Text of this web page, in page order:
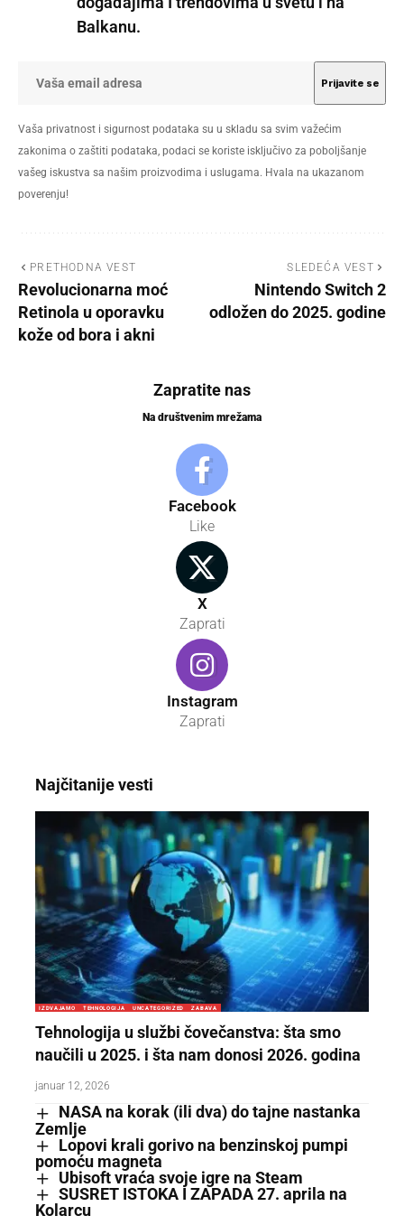
Balkanu.
Vaša privatnost i sigurnost podataka su u skladu sa svim važećim
zakonima o zaštiti podataka, podaci se koriste isključivo za poboljšanje
vašeg iskustva sa našim proizvodima i uslugama. Hvala na ukazanom
poverenju!
PRETHODNA VEST
Revolucionarna moć
Retinola u oporavku
kože od bora i akni
SLEDEĆA VEST
Nintendo Switch 2
odložen do 2025. godine
Zapratite nas
Na društvenim mrežama
Facebook
Like
X
Zaprati
Instagram
Zaprati
Najčitanije vesti
IZDVAJAMO TEHNOLOGIJA UNCATEGORIZED ZABAVA
Tehnologija u službi čovečanstva: šta smo
naučili u 2025. i šta nam donosi 2026. godina
januar 12, 2026
NASA na korak (ili dva) do tajne nastanka
Zemlje
Lopovi krali gorivo na benzinskoj pumpi
pomoću magneta
Ubisoft vraća svoje igre na Steam
SUSRET ISTOKA I ZAPADA 27. aprila na
Kolarcu